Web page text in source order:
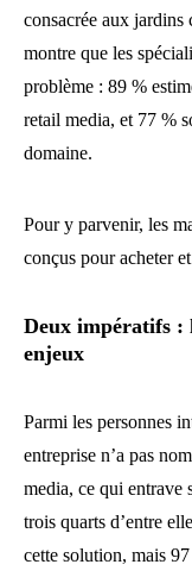
consacrée aux
montre que les
problème : 89 %
retail media, et 77 %
domaine.
Pour y parvenir, les
conçus pour acheter
Deux impératifs :
enjeux
Parmi les personnes
entreprise n’a pas
media, ce qui entrave
trois quarts d’entre
cette solution, mais